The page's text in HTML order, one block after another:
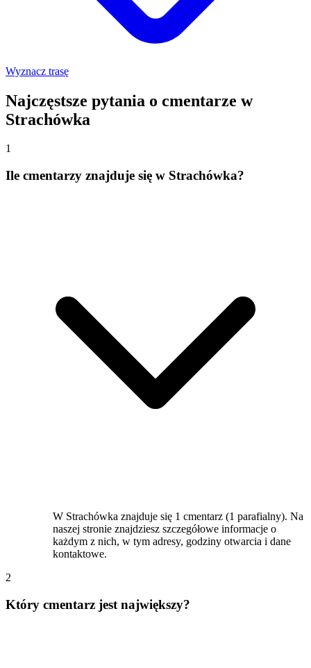
Wyznacz trasę
Najczęstsze pytania o cmentarze w
Strachówka
1
Ile cmentarzy znajduje się w Strachówka?
W Strachówka znajduje się 1 cmentarz (1 parafialny). Na
naszej stronie znajdziesz szczegółowe informacje o
każdym z nich, w tym adresy, godziny otwarcia i dane
kontaktowe.
2
Który cmentarz jest największy?